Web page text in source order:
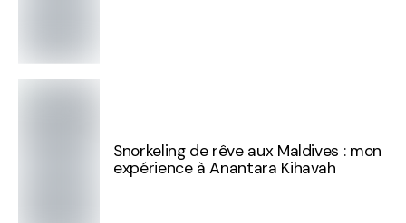
Snorkeling de rêve aux Maldives : mon
expérience à Anantara Kihavah